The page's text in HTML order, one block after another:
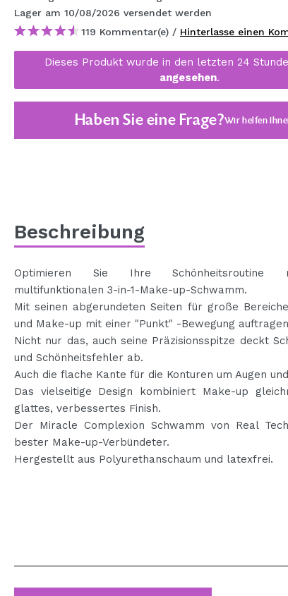
MAQUIFARMA
TRAVEL SIZE
NATURE
BALD VERFÜGBAR
Lager am 10/08/2026 versendet werden
119 Kommentar(e) / Hinterlasse einen
Dieses Produkt wurde in den letzten 24
angesehen.
Haben Sie eine Frage?Wir helfen
Beschreibung
Optimieren Sie Ihre Schönheitsroutine
multifunktionalen 3-in-1-Make-up-Schwamm.
Mit seinen abgerundeten Seiten für große
und Make-up mit einer "Punkt" -Bewegung
Nicht nur das, auch seine Präzisionsspitze deckt
und Schönheitsfehler ab.
Auch die flache Kante für die Konturen um Augen
Das vielseitige Design kombiniert Make-up
glattes, verbessertes Finish.
Der Miracle Complexion Schwamm von Real
bester Make-up-Verbündeter.
Hergestellt aus Polyurethanschaum und latexfrei.